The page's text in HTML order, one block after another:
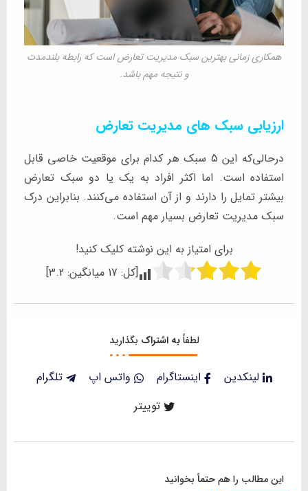
همکاری زمانی بهترین سبک مدیریت تعارض است که رابطه بلندمدت
و نتیجه مهم باشد.
ارزیابی سبک های مدیریت تعارض
درحالی‌که این 5 سبک هر کدام برای موقعیت خاصی قابل
استفاده است. اما اکثر افراد به یک یا دو سبک تعارض
بیشتر تمایل را دارند و از آن استفاده می‌کنند. بنابراین درک
سبک مدیریت تعارض بسیار مهم است.
برای امتیاز به این نوشته کلیک کنید!
[کل: 17 میانگین: 3.2
]
لطفاًبه اشتراک بگذارید
لینکدین اینستاگرام واتس اپ
تلگرام
توییتر
این مطالب را همحتماً بخوانید